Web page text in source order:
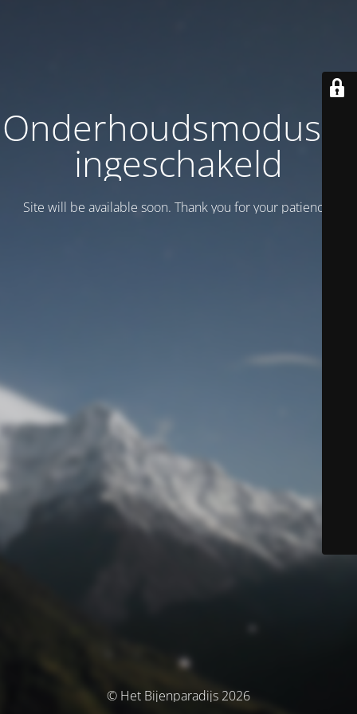
Onderhoudsmodus is
ingeschakeld
Site will be available soon. Thank you for your patience!
© Het Bijenparadijs 2026